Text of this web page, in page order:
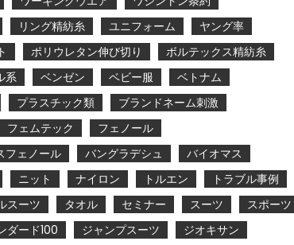
リング精紡糸 ユニフォーム
ヤング率
ポリウレタン伸び切り
ボルテックス精紡糸
系 ベンゼン ベビー服
ベトナム
プラスチック類
ブランドネーム刺激
フェムテック
フェノール
フェノール バングラデシュ
バイオマス
ニット ナイロン トルエン
トラブル事例
スーツ タオル セミナー スーツ
スポーツ
ダード100 ジャンプスーツ
ジオキサン